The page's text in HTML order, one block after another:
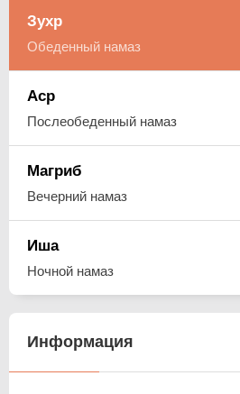
Зухр
Обеденный намаз
Аср
Послеобеденный намаз
Магриб
Вечерний намаз
Иша
Ночной намаз
Информация